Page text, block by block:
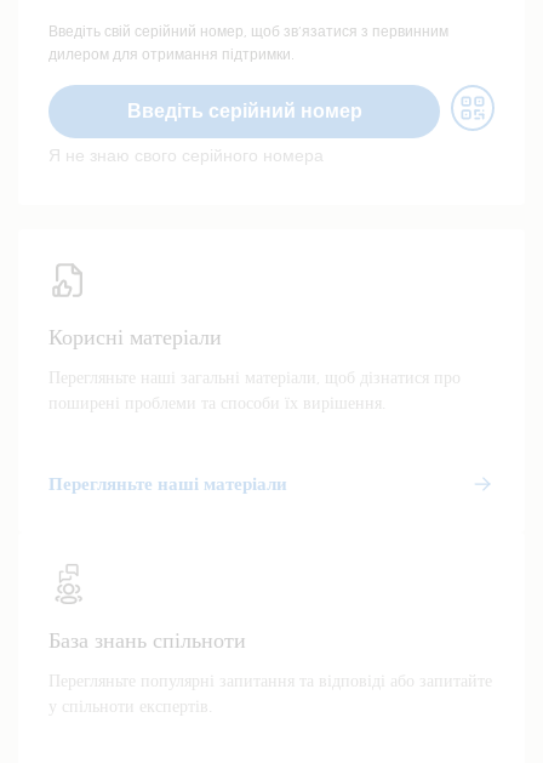
Введіть свій серійний номер, щоб зв’язатися з первинним
дилером для отримання підтримки.
Введіть серійний номер
Я не знаю свого серійного номера
Корисні матеріали
Перегляньте наші загальні матеріали, щоб дізнатися про
поширені проблеми та способи їх вирішення.
Перегляньте наші матеріали
База знань спільноти
Перегляньте популярні запитання та відповіді або запитайте
у спільноти експертів.